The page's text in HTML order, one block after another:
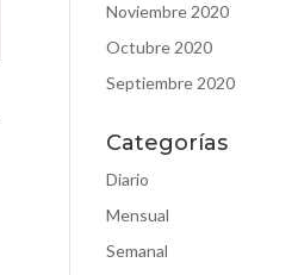
Noviembre 2020
Octubre 2020
Septiembre 2020
Categorías
Diario
Mensual
Semanal